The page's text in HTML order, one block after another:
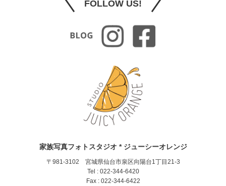
FOLLOW US!
家族写真フォトスタジオ * ジューシーオレンジ
〒981-3102 宮城県仙台市泉区向陽台1丁目21-3
Tel : 022-344-6420
Fax : 022-344-6422